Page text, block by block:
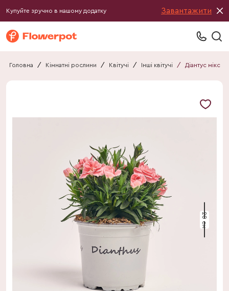
Купуйте зручно в нашому додатку Завантажити
Головна / Кімнатні рослини / Квітучі / Інші квітучі / Діантус мікс
20 см